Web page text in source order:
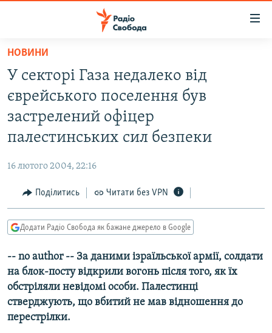
Перейти
основного
матеріалу
Перейти
до
основної
Перейти
пошуку
ВСЕ ЗА ДОБУ
СТАТТІ
КУЛЬТУРА
СПОРТ
СВІТ
ДОНБАС.РЕАЛІЇ
КРИМ.РЕАЛІЇ
ТИ ЯК?
КИТАЙ.ВИКЛИКИ
МУЛЬТИМЕДІА
ФОТО
СПЕЦПРОЄКТИ
НОВИНИ
У секторі Газа недалеко від
єврейського поселення був
застрелений офіцер
палестинських сил безпеки
16 лютого 2004, 22:16
Поділитись Читати без VPN
Додати Радіо Свобода як бажане джерело в Google
-- no author -- За даними ізраїльської армії, солдати
на блок-посту відкрили вогонь після того, як їх
обстріляли невідомі особи. Палестинці
стверджують, що вбитий не мав відношення до
перестрілки.